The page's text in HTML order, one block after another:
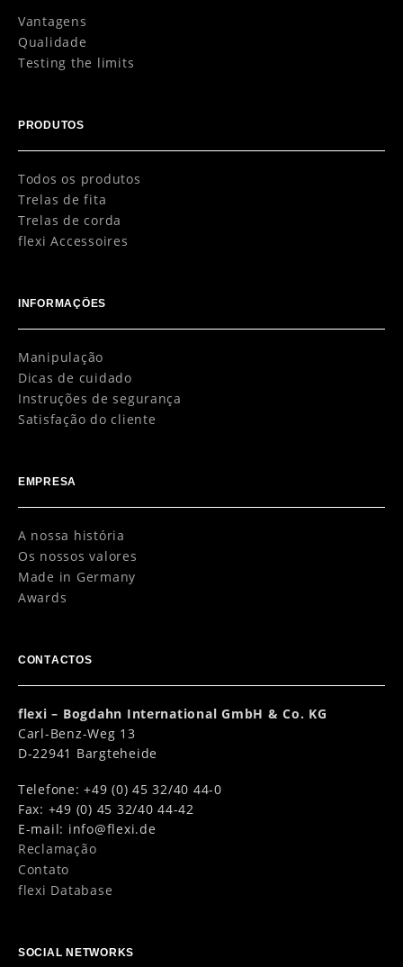
Vantagens
Qualidade
Testing the limits
PRODUTOS
Todos os produtos
Trelas de fita
Trelas de corda
flexi Accessoires
INFORMAÇÕES
Manipulação
Dicas de cuidado
Instruções de segurança
Satisfação do cliente
EMPRESA
A nossa história
Os nossos valores
Made in Germany
Awards
CONTACTOS
flexi – Bogdahn International GmbH & Co. KG
Carl-Benz-Weg 13
D-22941 Bargteheide
Telefone: +49 (0) 45 32/40 44-0
Fax: +49 (0) 45 32/40 44-42
E-mail: info@flexi.de
Reclamação
Contato
flexi Database
SOCIAL NETWORKS